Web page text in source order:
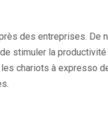
des entreprises. De
stimuler la productivité
chariots à expresso